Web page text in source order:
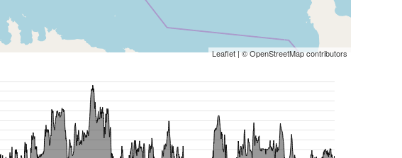
Leaflet| ©OpenStreetMapcontributors